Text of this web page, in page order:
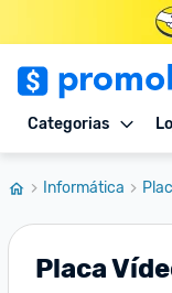
Categorias
Informática
Placa